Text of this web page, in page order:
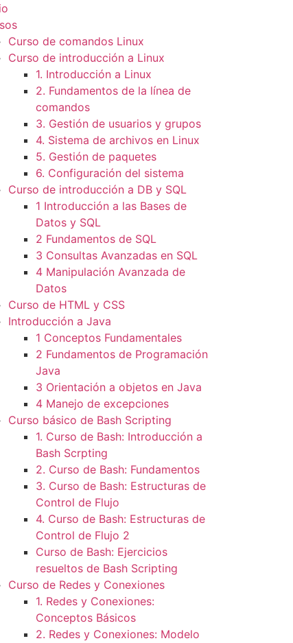
Curso de comandos Linux
Curso de introducción a Linux
1. Introducción a Linux
2. Fundamentos de la línea de
comandos
3. Gestión de usuarios y grupos
4. Sistema de archivos en Linux
5. Gestión de paquetes
6. Configuración del sistema
Curso de introducción a DB y SQL
1 Introducción a las Bases de
Datos y SQL
2 Fundamentos de SQL
3 Consultas Avanzadas en SQL
4 Manipulación Avanzada de
Datos
Curso de HTML y CSS
Introducción a Java
1 Conceptos Fundamentales
2 Fundamentos de Programación
Java
3 Orientación a objetos en Java
4 Manejo de excepciones
Curso básico de Bash Scripting
1. Curso de Bash: Introducción a
Bash Scrpting
2. Curso de Bash: Fundamentos
3. Curso de Bash: Estructuras de
Control de Flujo
4. Curso de Bash: Estructuras de
Control de Flujo 2
Curso de Bash: Ejercicios
resueltos de Bash Scripting
Curso de Redes y Conexiones
1. Redes y Conexiones:
Conceptos Básicos
2. Redes y Conexiones: Modelo